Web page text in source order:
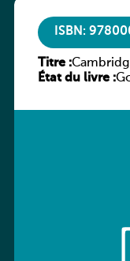
ISBN:
Titre :
Stage 7 –
État du livre :